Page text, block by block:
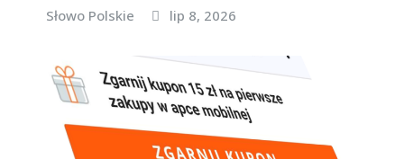
Słowo Polskie lip 8, 2026